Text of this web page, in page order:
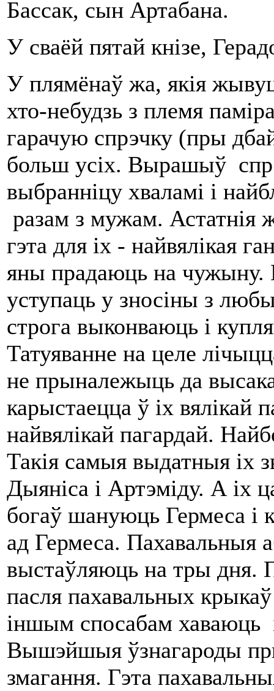
Бассак, сын Артабана.
У сваёй пятай кнізе,
У плямёнаў жа, якія
хто-небудзь з племя
гарачую спрэчку (пры
больш усіх. Вырашыў
выбранніцу хваламі і
разам з мужам. Астатнія
гэта для іх - найвялікая
яны прадаюць на чужыну.
уступаць у зносіны з
строга выконваюць і
Татуяванне на целе
не прыналежыць да
карыстаецца ў іх вялікай
найвялікай пагардай.
Такія самыя выдатныя іх
Дыяніса і Артэміду. А іх
богаў шануюць Гермеса і
ад Гермеса. Пахавальныя
выстаўляюць на тры дня.
пасля пахавальных
іншым спосабам хаваюць
Вышэйшыя ўзнагароды
змагання. Гэта